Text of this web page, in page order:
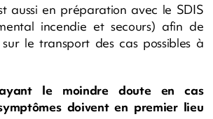
aussi en préparation avec le SDIS
incendie et secours) afin de
le transport des cas possibles à
ayant le moindre doute en cas
doivent en premier lieu